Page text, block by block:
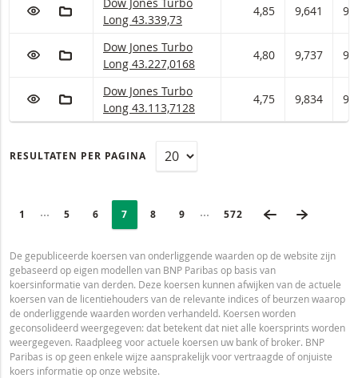
VOEG TOE AAN WATCHLIST
AAN PORTFOLIO TOEVOEGEN
Long 43.339,73
4,85 9,641
VOEG TOE AAN WATCHLIST
AAN PORTFOLIO TOEVOEGEN
Dow Jones Turbo Long Met stop loss-niveau
Dow Jones Turbo
Long 43.227,0168
4,80 9,737
VOEG TOE AAN WATCHLIST
AAN PORTFOLIO TOEVOEGEN
Dow Jones Turbo Long Met stop loss-niveau
Dow Jones Turbo
Long 43.113,7128
4,75 9,834
RESULTATEN PER PAGINA
PAGE
1 Ingeklapte pagina’s
PAGINA
5 PAGINA
6 Selected:
PAGINA
7 PAGINA
8 PAGINA
9 Ingeklapte pagina’s
LAATSTE PAGINA
572 VORIGE
De gepubliceerde koersen van onderliggende waarden op de website zijn
gebaseerd op eigen modellen van BNP Paribas op basis van
koersinformatie van derden. Deze koersen kunnen afwijken van de actuele
koersen van de licentiehouders van de relevante indices of beurzen waarop
de onderliggende waarden worden verhandeld. Koersen worden
geconsolideerd weergegeven: dat betekent dat niet alle koersprints worden
weergegeven. Raadpleeg voor actuele koersen uw bank of broker. BNP
Paribas is op geen enkele wijze aansprakelijk voor vertraagde of onjuiste
koers informatie op onze website.